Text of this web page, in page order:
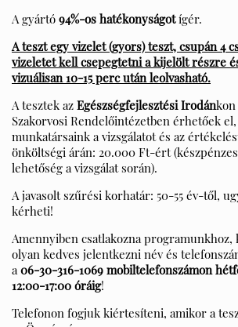
A gyártó 94%-os hatékonyságotígér.
A teszt egy vizelet (gyors) teszt, csupán 4
vizeletet kell csepegtetni a kijelölt részre
vizuálisan 10-15 perc után leolvasható.
A tesztek az Egészségfejlesztési Irodán
Szakorvosi Rendelőintézetben érhetőek
munkatársaink a vizsgálatot és az
önköltségi árán: 20.000 Ft-ért
lehetőség a vizsgálat során).
A javasolt szűrési korhatár: 50-55 év-től,
kérheti!
Amennyiben csatlakozna programunkhoz,
olyan kedves jelentkezni név és
a 06-30-316-1069 mobiltelefonszámon
12:00-17:00 óráig!
Telefonon fogjuk kiértesíteni, amikor a